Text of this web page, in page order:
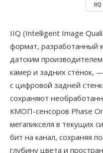
IIQ
IIQ (Intelligent Image
формат, разработанный
датским
камер и задних стенок,
с цифровой задней
сохраняют
КМОП-сенсоров Phase
мегапикселя в текущих
бит на канал, сохраняя
глубину цвета и